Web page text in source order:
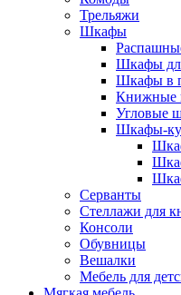
Трельяжи
Шкафы
Шкафы
Шкафы в
Книжные
Угловые
Шкафы-
Серванты
Стеллажи для
Консоли
Обувницы
Вешалки
Мебель для